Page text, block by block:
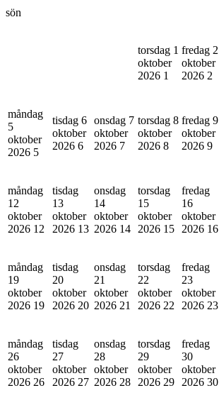
sön
torsdag 1
oktober
2026 1
fredag 2
oktober
2026 2
måndag
5
oktober
2026 5
tisdag 6
oktober
2026 6
onsdag 7
oktober
2026 7
torsdag 8
oktober
2026 8
fredag 9
oktober
2026 9
måndag
12
oktober
2026 12
tisdag
13
oktober
2026 13
onsdag
14
oktober
2026 14
torsdag
15
oktober
2026 15
fredag
16
oktober
2026 16
måndag
19
oktober
2026 19
tisdag
20
oktober
2026 20
onsdag
21
oktober
2026 21
torsdag
22
oktober
2026 22
fredag
23
oktober
2026 23
måndag
26
oktober
2026 26
tisdag
27
oktober
2026 27
onsdag
28
oktober
2026 28
torsdag
29
oktober
2026 29
fredag
30
oktober
2026 30